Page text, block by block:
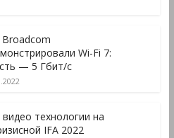
Broadcom
Wi-Fi 7:
— 5 Гбит/с
технологии на
IFA 2022